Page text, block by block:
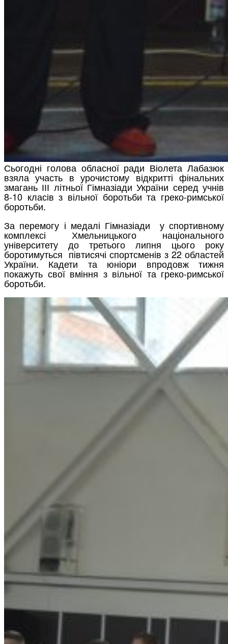
Сьогодні голова обласної ради Віолета Лабазюк
взяла участь в урочистому відкритті фінальних
змагань ІІІ літньої Гімназіади України серед учнів
8-10 класів з вільної боротьби та греко-римської
боротьби.
За перемогу і медалі Гімназіади у спортивному
комплексі Хмельницького національного
університету до третього липня цього року
боротимуться півтисячі спортсменів з 22 областей
України. Кадети та юніори впродовж тижня
покажуть свої вміння з вільної та греко-римської
боротьби.